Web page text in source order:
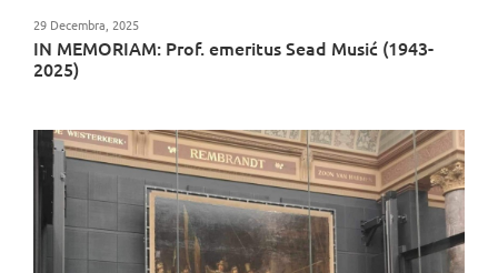
IN MEMORIAM: Prof. emeritus Sead Musić (1943-
2025)
29 Decembra, 2025